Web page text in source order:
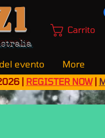
Carrito
evento
More
| REGISTER NOW|